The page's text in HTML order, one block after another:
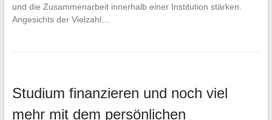
und die Zusammenarbeit innerhalb einer Institution stärken.
Angesichts der Vielzahl…
Studium finanzieren und noch viel
mehr mit dem persönlichen